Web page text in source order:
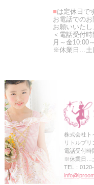
■は定休日で
お電話での
お願いいたし
＜電話受付時
月～金10:00
※休業日…土
株式会社ト
リトルプリ
電話受付
※休業日…
TEL：